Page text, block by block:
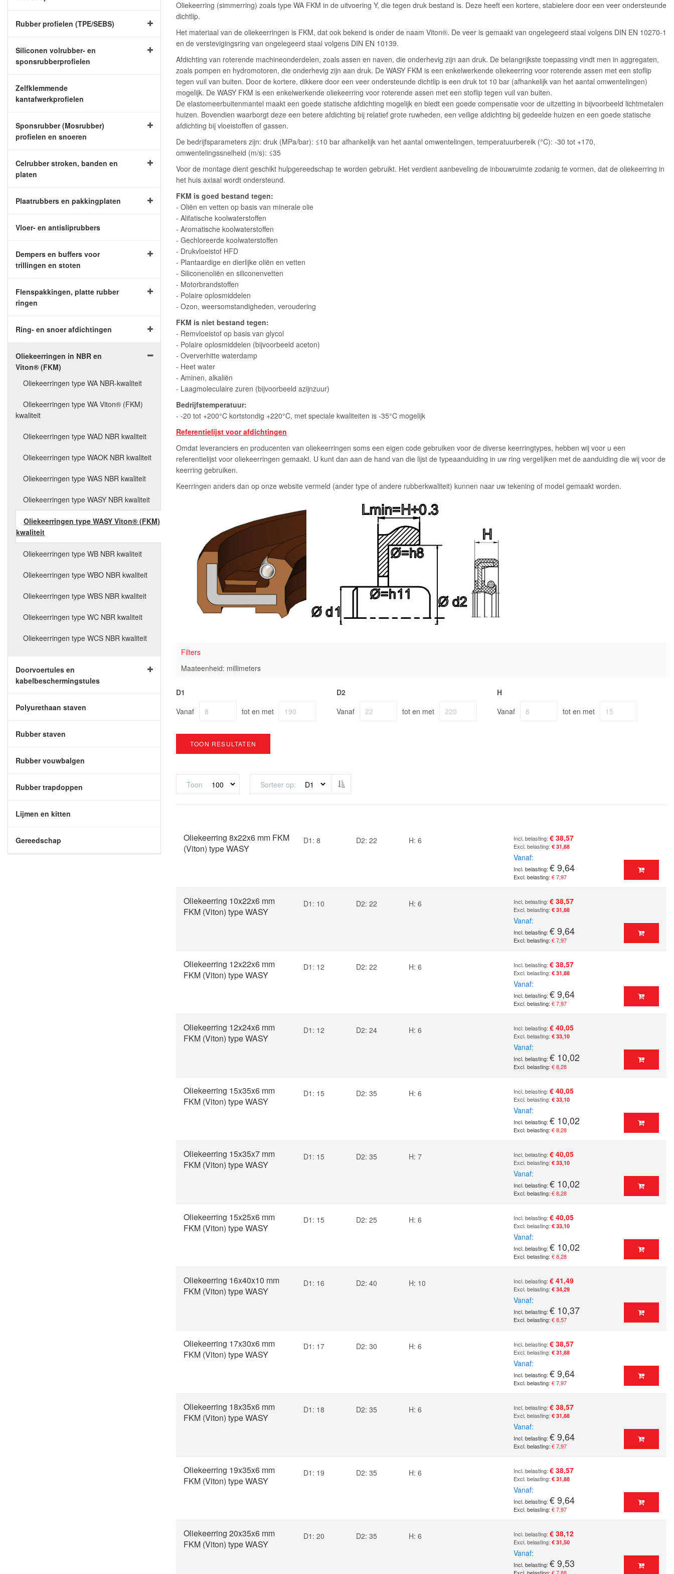
Oliekeerring (simmerring) zoals type WA FKM in de uitvoering Y, die tegen druk bestand is. Deze heeft een kortere, stabielere door een veer ondersteunde
dichtlip.
Het materiaal van de oliekeerringen is FKM, dat ook bekend is onder de naam Viton®. De veer is gemaakt van ongelegeerd staal volgens DIN EN 10270-1
en de verstevigingsring van ongelegeerd staal volgens DIN EN 10139.
Afdichting van roterende machineonderdelen, zoals assen en naven, die onderhevig zijn aan druk. De belangrijkste toepassing vindt men in aggregaten,
zoals pompen en hydromotoren, die onderhevig zijn aan druk. De WASY FKM is een enkelwerkende oliekeerring voor roterende assen met een stoflip
tegen vuil van buiten. Door de kortere, dikkere door een veer ondersteunde dichtlip is een druk tot 10 bar (afhankelijk van het aantal omwentelingen)
mogelijk. De WASY FKM is een enkelwerkende oliekeerring voor roterende assen met een stoflip tegen vuil van buiten.
De elastomeerbuitenmantel maakt een goede statische afdichting mogelijk en biedt een goede compensatie voor de uitzetting in bijvoorbeeld lichtmetalen
huizen. Bovendien waarborgt deze een betere afdichting bij relatief grote ruwheden, een veilige afdichting bij gedeelde huizen en een goede statische
afdichting bij vloeistoffen of gassen.
De bedrijfsparameters zijn: druk (MPa/bar): ≤10 bar afhankelijk van het aantal omwentelingen, temperatuurbereik (°C): -30 tot +170,
omwentelingssnelheid (m/s): ≤35
Voor de montage dient geschikt hulpgereedschap te worden gebruikt. Het verdient aanbeveling de inbouwruimte zodanig te vormen, dat de oliekeerring in
het huis axiaal wordt ondersteund.
FKM is goed bestand tegen:
- Oliën en vetten op basis van minerale olie
- Alifatische koolwaterstoffen
- Aromatische koolwaterstoffen
- Gechloreerde koolwaterstoffen
- Drukvloeistof HFD
- Plantaardige en dierlijke oliën en vetten
- Siliconenoliën en siliconenvetten
- Motorbrandstoffen
- Polaire oplosmiddelen
- Ozon, weersomstandigheden, veroudering
FKM is niet bestand tegen:
- Remvloeistof op basis van glycol
- Polaire oplosmiddelen (bijvoorbeeld aceton)
- Oververhitte waterdamp
- Heet water
- Aminen, alkaliën
- Laagmoleculaire zuren (bijvoorbeeld azijnzuur)
Bedrijfstemperatuur:
- -20 tot +200°C kortstondig +220°C, met speciale kwaliteiten is -35°C mogelijk
Referentielijst voor afdichtingen
Omdat leveranciers en producenten van oliekeerringen soms een eigen code gebruiken voor de diverse keerringtypes, hebben wij voor u een
referentielijst voor oliekeerringen gemaakt. U kunt dan aan de hand van die lijst de typeaanduiding in uw ring vergelijken met de aanduiding die wij voor de
keerring gebruiken.
Keerringen anders dan op onze website vermeld (ander type of andere rubberkwaliteit) kunnen naar uw tekening of model gemaakt worden.
Filters
Maateenheid: millimeters
D1
Vanaf
tot en met
D2
Vanaf
tot en met
H
Vanaf
tot en met
TOON RESULTATEN
Toon Sorteer op Van hoog naar laag sorteren
Oliekeerring 8x22x6 mm FKM
(Viton) type WASY
D1: 8 D2: 22 H: 6 € 38,57
€ 31,88
Vanaf
€ 9,64
€ 7,97
Oliekeerring 10x22x6 mm
FKM (Viton) type WASY
D1: 10 D2: 22 H: 6 € 38,57
€ 31,88
Vanaf
€ 9,64
€ 7,97
Oliekeerring 12x22x6 mm
FKM (Viton) type WASY
D1: 12 D2: 22 H: 6 € 38,57
€ 31,88
Vanaf
€ 9,64
€ 7,97
Oliekeerring 12x24x6 mm
FKM (Viton) type WASY
D1: 12 D2: 24 H: 6 € 40,05
€ 33,10
Vanaf
€ 10,02
€ 8,28
Oliekeerring 15x35x6 mm
FKM (Viton) type WASY
D1: 15 D2: 35 H: 6 € 40,05
€ 33,10
Vanaf
€ 10,02
€ 8,28
Oliekeerring 15x35x7 mm
FKM (Viton) type WASY
D1: 15 D2: 35 H: 7 € 40,05
€ 33,10
Vanaf
€ 10,02
€ 8,28
Oliekeerring 15x25x6 mm
FKM (Viton) type WASY
D1: 15 D2: 25 H: 6 € 40,05
€ 33,10
Vanaf
€ 10,02
€ 8,28
Oliekeerring 16x40x10 mm
FKM (Viton) type WASY
D1: 16 D2: 40 H: 10 € 41,49
€ 34,29
Vanaf
€ 10,37
€ 8,57
Oliekeerring 17x30x6 mm
FKM (Viton) type WASY
D1: 17 D2: 30 H: 6 € 38,57
€ 31,88
Vanaf
€ 9,64
€ 7,97
Oliekeerring 18x35x6 mm
FKM (Viton) type WASY
D1: 18 D2: 35 H: 6 € 38,57
€ 31,88
Vanaf
€ 9,64
€ 7,97
Oliekeerring 19x35x6 mm
FKM (Viton) type WASY
D1: 19 D2: 35 H: 6 € 38,57
€ 31,88
Vanaf
€ 9,64
€ 7,97
Oliekeerring 20x35x6 mm
FKM (Viton) type WASY
D1: 20 D2: 35 H: 6 € 38,12
€ 31,50
Vanaf
€ 9,53
Rubber profielen (TPE/SEBS)
Siliconen volrubber- en
sponsrubberprofielen
Zelfklemmende
kantafwerkprofielen
Sponsrubber (Mosrubber)
profielen en snoeren
Celrubber stroken, banden en
platen
Plaatrubbers en pakkingplaten
Vloer- en antisliprubbers
Dempers en buffers voor
trillingen en stoten
Flenspakkingen, platte rubber
ringen
Ring- en snoer afdichtingen
Oliekeerringen in NBR en
Viton® (FKM)
Oliekeerringen type WA NBR-kwaliteit
Oliekeerringen type WA Viton® (FKM)
kwaliteit
Oliekeerringen type WAD NBR kwaliteit
Oliekeerringen type WAOK NBR kwaliteit
Oliekeerringen type WAS NBR kwaliteit
Oliekeerringen type WASY NBR kwaliteit
Oliekeerringen type WASY Viton® (FKM)
kwaliteit
Oliekeerringen type WB NBR kwaliteit
Oliekeerringen type WBO NBR kwaliteit
Oliekeerringen type WBS NBR kwaliteit
Oliekeerringen type WC NBR kwaliteit
Oliekeerringen type WCS NBR kwaliteit
Doorvoertules en
kabelbeschermingstules
Polyurethaan staven
Rubber staven
Rubber vouwbalgen
Rubber trapdoppen
Lijmen en kitten
Gereedschap